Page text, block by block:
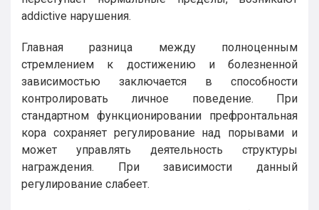
addictive нарушения.
Главная разница между полноценным
стремлением к достижению и болезненной
зависимостью заключается в способности
контролировать личное поведение. При
стандартном функционировании префронтальная
кора сохраняет регулирование над порывами и
может управлять деятельность структуры
награждения. При зависимости данный
регулирование слабеет.